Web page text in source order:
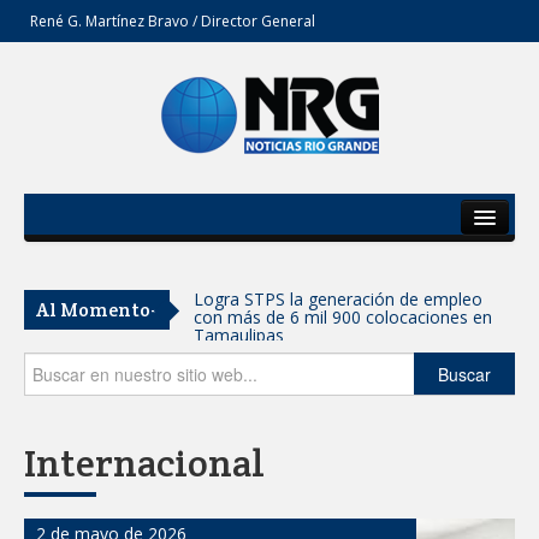
René G. Martínez Bravo / Director General
Del Estado
Secciones
Opinión
Al Momento- Anunciaron Gobierno Municipal,
PROFECO y CANACO: Feria de Regreso a
Clases 2026
Brindará Familia UAT un moderno
GOBIERNO MUNICIPAL ACERCA
“PRESIDENCIA CERQUITA DE TI”
Buscar
Internacional
2 de mayo de 2026